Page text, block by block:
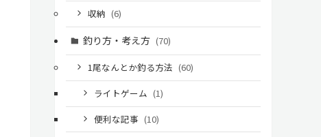
収納 (6)
釣り方・考え方 (70)
1尾なんとか釣る方法 (60)
ライトゲーム (1)
便利な記事 (10)